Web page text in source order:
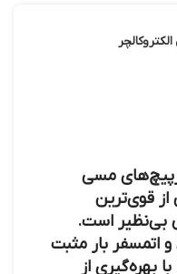
مسی
قوی‌ترین
بی‌نظیر است.
اتمسفر بار مثبت
بهره‌گیری از